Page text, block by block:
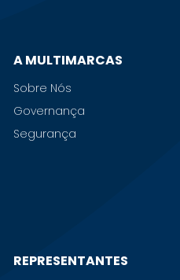
A MULTIMARCAS
Sobre Nós
Governança
Segurança
REPRESENTANTES